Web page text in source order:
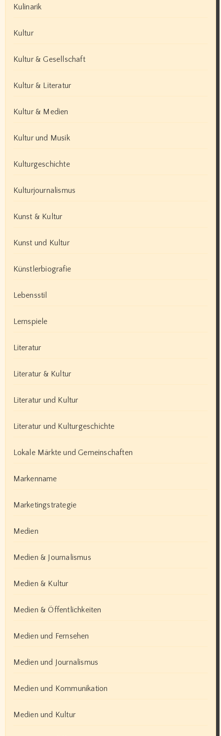
Kulinarik
Kultur
Kultur & Gesellschaft
Kultur & Literatur
Kultur & Medien
Kultur und Musik
Kulturgeschichte
Kulturjournalismus
Kunst & Kultur
Kunst und Kultur
Künstlerbiografie
Lebensstil
Lernspiele
Literatur
Literatur & Kultur
Literatur und Kultur
Literatur und Kulturgeschichte
Lokale Märkte und Gemeinschaften
Markenname
Marketingstrategie
Medien
Medien & Journalismus
Medien & Kultur
Medien & Öffentlichkeiten
Medien und Fernsehen
Medien und Journalismus
Medien und Kommunikation
Medien und Kultur